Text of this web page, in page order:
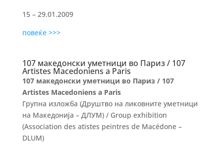
15 – 29.01.2009
повеќе >>>
107 македонски уметници во Париз / 107
Artistes Macedoniens a Paris
107 македонски уметници во Париз / 107
Artistes Macedoniens a Paris
Групна изложба (Друштво на ликовните уметници
на Македонија – ДЛУМ) / Group exhibition
(Association des atistes peintres de Macédone –
DLUM)